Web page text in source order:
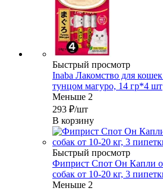
Быстрый просмотр
Inaba Лакомство для
тунцом магуро, 14 гр*4 шт
Меньше 2
293 ₽/шт
В корзину
Быстрый просмотр
Фиприст Спот Он Капли
собак от 10-20 кг, 3
Меньше 2